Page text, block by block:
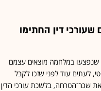
דין החתימו
שנפצעו במלחמה מוצאים עצמם
לעתים עוד לפני שזכו לקבל
שכר־הטרחה, בלשכת עורכי הדין